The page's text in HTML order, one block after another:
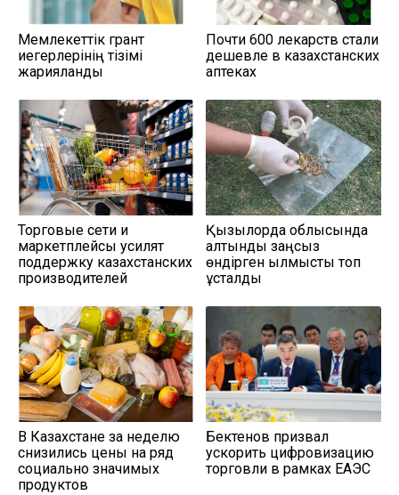
Мемлекеттік грант
иегерлерінің тізімі
жарияланды
Почти 600 лекарств стали
дешевле в казахстанских
аптеках
Торговые сети и
маркетплейсы усилят
поддержку казахстанских
производителей
Қызылорда облысында
алтынды заңсыз
өндірген қылмыстық топ
ұсталды
В Казахстане за неделю
снизились цены на ряд
социально значимых
продуктов
Бектенов призвал
ускорить цифровизацию
торговли в рамках ЕАЭС